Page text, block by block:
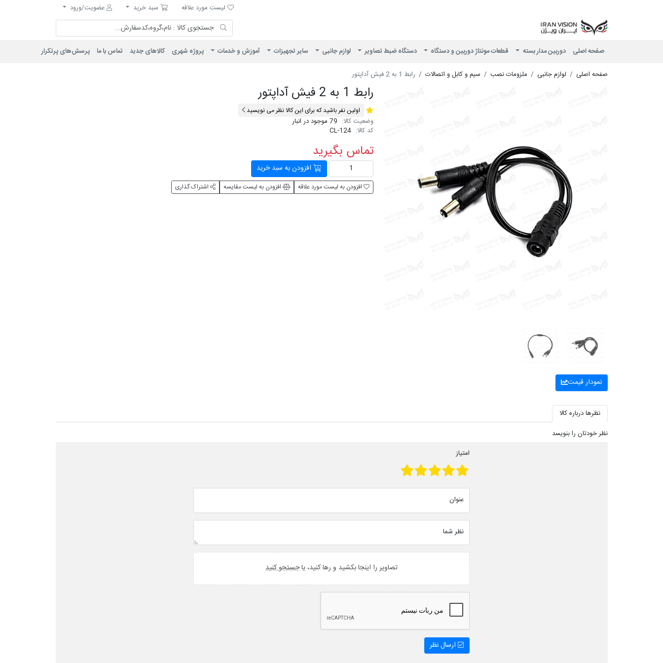
لیست مورد علاقه
لیست مورد علاقه سبد خرید
سبد خرید
عضویت/ورود
صفحه اصلی دوربین مدار بسته قطعات مونتاژ دوربین و دستگاه دستگاه ضبط تصاویر لوازم جانبی سایر تجهیزات آموزش و خدمات پروژه شهری کالاهای جدید تماس با ما پرسش‌های پرتکرار
صفحه اصلی لوازم جانبی ملزومات نصب سیم و کابل و اتصالات رابط 1 به 2 فیش آداپتور
نمودار قیمت
رابط 1 به 2 فیش آداپتور
اولین نفر باشید که برای این کالا نظر می نویسید
وضعیت کالا: 79 موجود در انبار
کد کالا: CL-124
تماس بگیرید
افزودن به سبد خرید
افزودن به لیست مورد علاقه افزودن به لیست مقایسه اشتراک گذاری
نظرها درباره کالا
نظر خودتان را بنویسد
امتیاز
عنوان
نظر شما
تصاویر را اینجا بکشید و رها کنید، یاجستجو کنید
ارسال نظر